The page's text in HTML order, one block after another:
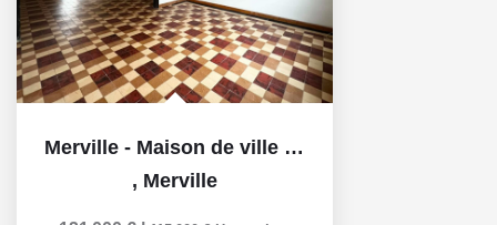
Merville - Maison de ville 93 m² - 3 chambres - bureau -...
, Merville